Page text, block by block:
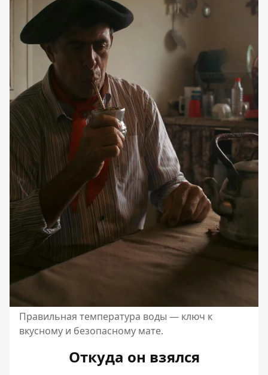
Правильная температура воды — ключ к
вкусному и безопасному мате.
Откуда он взялся